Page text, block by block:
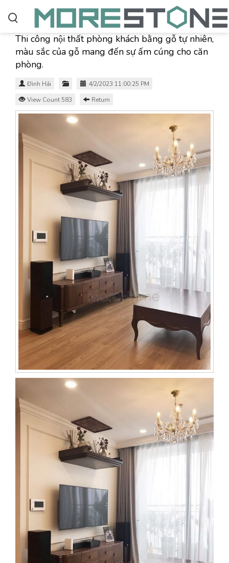
Thi công nội thất phòng khách bằng gỗ tự nhiên,
màu sắc của gỗ mang đến sự ấm cúng cho căn
phòng.
Đình Hải
4/2/2023 11:00:25 PM
View Count 583
Return